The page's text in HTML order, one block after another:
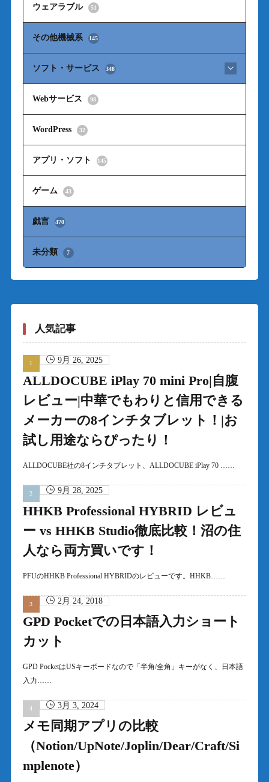
ウェアラブル 51
その他機械系 145
ソフト・サービス 348
Webサービス 98
WordPress 32
アプリ・ソフト 145
ゲーム 43
戯言 470
未分類 7
人気記事
9月 26, 2025
ALLDOCUBE iPlay 70 mini Pro|自腹
レビュー|中華でもわりと信用できる
メーカーの8インチタブレット！|お
試し用途ならぴったり！
ALLDOCUBE社の8インチタブレット、ALLDOCUBE iPlay 70 ……
9月 28, 2025
HHKB Professional HYBRID レビュ
ー vs HHKB Studio徹底比較！沼の住
人なら両方買いです！
PFUのHHKB Professional HYBRIDのレビューです。HHKB……
2月 24, 2018
GPD Pocketでの日本語入力ショート
カット
GPD PocketはUSキーボードなので「半角/全角」キーがなく、日本語
入力……
3月 3, 2024
メモ同期アプリの比較
（Notion/UpNote/Joplin/Dear/Craft/Si
mplenote）